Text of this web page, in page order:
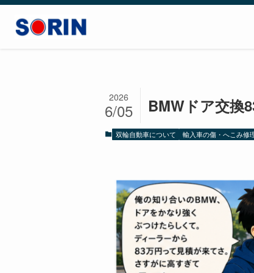
BMWドア交換
2026
6/05
双輪自動車について 輸入車の傷・へこみ修